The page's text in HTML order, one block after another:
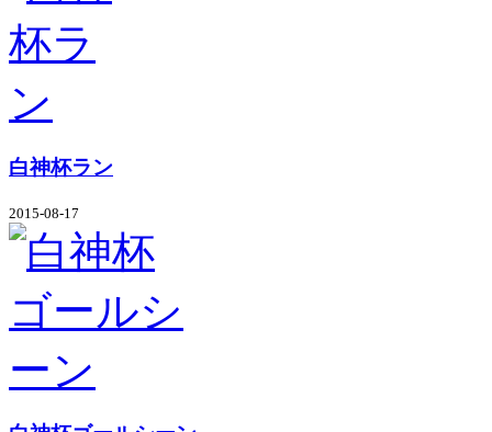
白神杯ラン
2015-08-17